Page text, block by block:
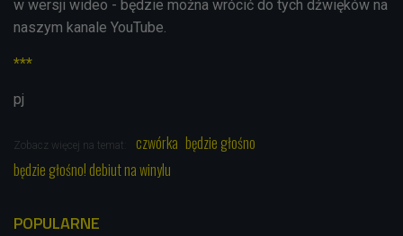
w wersji wideo - będzie można wrócić do tych dźwięków na
naszym kanale YouTube.
***
pj
Zobacz więcej na temat: czwórka będzie głośno
będzie głośno! debiut na winylu
POPULARNE